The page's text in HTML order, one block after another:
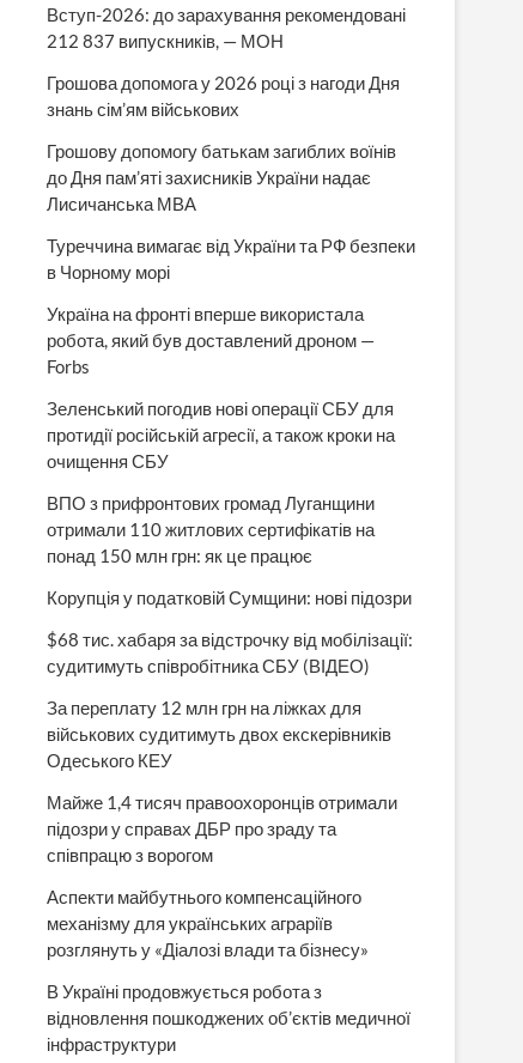
Вступ-2026: до зарахування рекомендовані
212 837 випускників, — МОН
Грошова допомога у 2026 році з нагоди Дня
знань сім’ям військових
Грошову допомогу батькам загиблих воїнів
до Дня пам’яті захисників України надає
Лисичанська МВА
Туреччина вимагає від України та РФ безпеки
в Чорному морі
Україна на фронті вперше використала
робота, який був доставлений дроном —
Forbs
Зеленський погодив нові операції СБУ для
протидії російській агресії, а також кроки на
очищення СБУ
ВПО з прифронтових громад Луганщини
отримали 110 житлових сертифікатів на
понад 150 млн грн: як це працює
Корупція у податковій Сумщини: нові підозри
$68 тис. хабаря за відстрочку від мобілізації:
судитимуть співробітника СБУ (ВІДЕО)
За переплату 12 млн грн на ліжках для
військових судитимуть двох екскерівників
Одеського КЕУ
Майже 1,4 тисяч правоохоронців отримали
підозри у справах ДБР про зраду та
співпрацю з ворогом
Аспекти майбутнього компенсаційного
механізму для українських аграріїв
розглянуть у «Діалозі влади та бізнесу»
В Україні продовжується робота з
відновлення пошкоджених об’єктів медичної
інфраструктури